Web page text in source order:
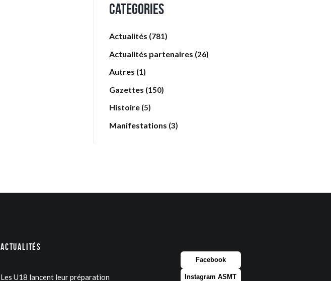
Categories
Actualités (781)
Actualités partenaires (26)
Autres (1)
Gazettes (150)
Histoire (5)
Manifestations (3)
Actualités
Les U18 lancent leur préparation
Facebook
Instagram ASMT